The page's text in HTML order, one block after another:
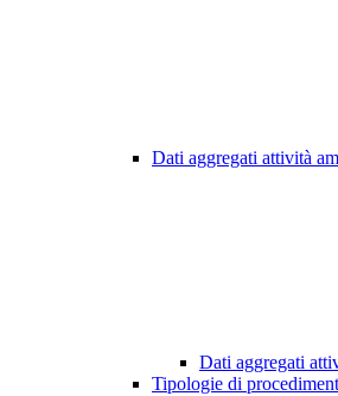
Dati aggregati attività
Dati aggregati
Tipologie di